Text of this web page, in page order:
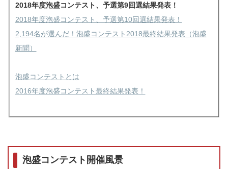
2018年度泡盛コンテスト、予選第9回選結果発表！
2018年度泡盛コンテスト、予選第10回選結果発表！
2,194名が選んだ！泡盛コンテスト2018最終結果発表（泡盛
新聞）
泡盛コンテストとは
2016年度泡盛コンテスト最終結果発表！
泡盛コンテスト開催風景